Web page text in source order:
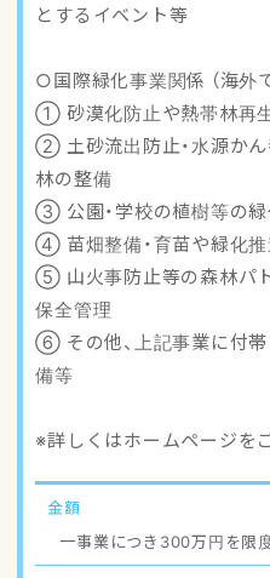
とするイベント等
○国際緑化事業関係 （海外
① 砂漠化防止や熱帯林再
② 土砂流出防止・水源かん
林の整備
③ 公園・学校の植樹等の
④ 苗畑整備・育苗や緑化
⑤ 山火事防止等の森林パ
保全管理
⑥ その他、上記事業に付
備等
※詳しくはホームページを
金額
一事業につき300万円を限